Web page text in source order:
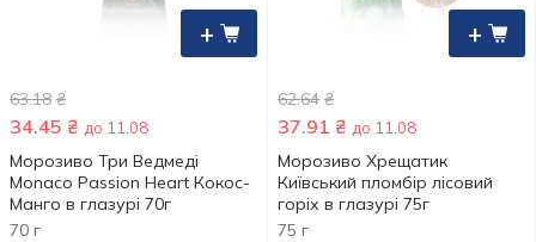
+
63.18 ₴
34.45 ₴ до 11.08
Морозиво Три Ведмеді
Monaco Passion Heart Кокос-
Манго в глазурі 70г
70 г
+
62.64 ₴
37.91 ₴ до 11.08
Морозиво Хрещатик
Київський пломбір лісовий
горіх в глазурі 75г
75 г